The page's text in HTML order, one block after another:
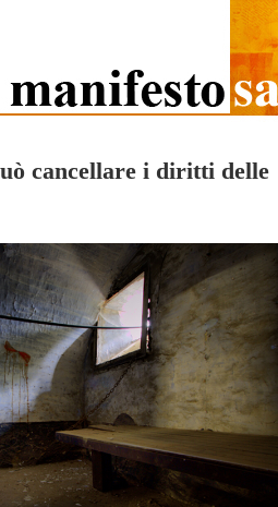
cancellare i diritti delle